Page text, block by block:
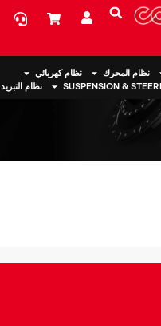
نظام المحرك
نظام كهربائي
SUSPENSION &
نظام التبريد